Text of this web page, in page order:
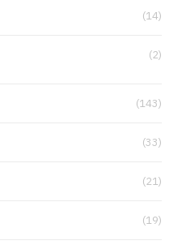
(14)
(2)
(143)
(33)
(21)
(19)